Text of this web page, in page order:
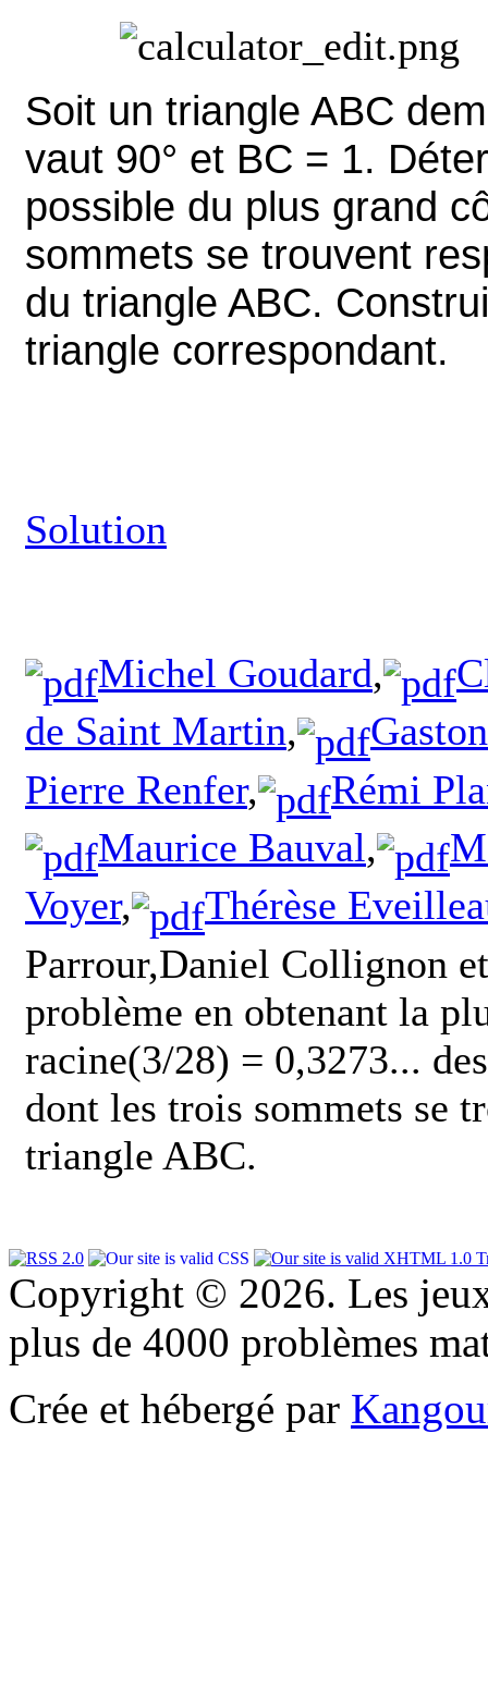
Soit un triangle ABC
vaut 90° et BC = 1.
possible du plus grand
sommets se trouvent
du triangle ABC.
triangle correspondant.
Solution
Michel Goudard,
de Saint Martin,
Pierre Renfer,
Rémi
Maurice Bauval,
Voyer,
Thérèse
Parrour,Daniel Collignon
problème en obtenant la
racine(3/28) = 0,3273...
dont les trois sommets se
triangle ABC.
Copyright © 2026. Les
plus de 4000 problèmes
Crée et hébergé par